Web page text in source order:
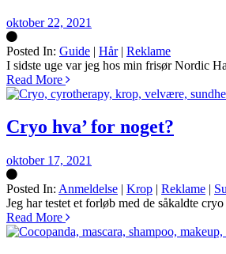
oktober 22, 2021
Posted In: Guide | Hår| Reklame
Silke
I sidste uge var jeg hos min frisør Nordic
Read More
Cryo hva’ for noget?
oktober 17, 2021
Posted In: Anmeldelse | Krop | Reklame |
Silke
Jeg har testet et forløb med de såkaldte
Read More